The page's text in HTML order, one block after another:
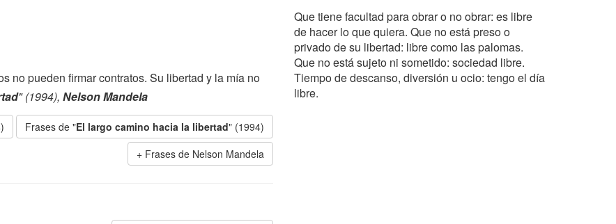
no pueden firmar contratos. Su libertad y la mía no
" (1994), Nelson Mandela
Frases de "El largo camino hacia la libertad" (1994)
Frases de Nelson Mandela
Que tiene facultad para obrar o no obrar: es libre
de hacer lo que quiera. Que no está preso o
privado de su libertad: libre como las palomas.
Que no está sujeto ni sometido: sociedad libre.
Tiempo de descanso, diversión u ocio: tengo el día
libre.